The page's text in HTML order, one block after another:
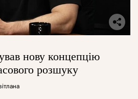
нову концепцію
розшуку